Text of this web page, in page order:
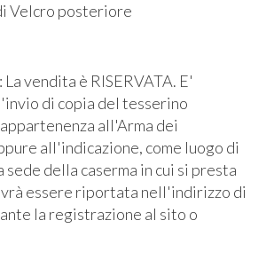
Velcro posteriore
vendita è RISERVATA. E'
di copia del tesserino
all'Arma dei
all'indicazione, come luogo di
sede della caserma in cui si presta
essere riportata nell'indirizzo di
la registrazione al sito o